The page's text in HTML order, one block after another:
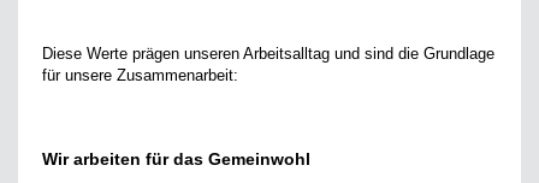
Diese Werte prägen unseren Arbeitsalltag und sind die Grundlage
für unsere Zusammenarbeit:
Wir arbeiten für das Gemeinwohl